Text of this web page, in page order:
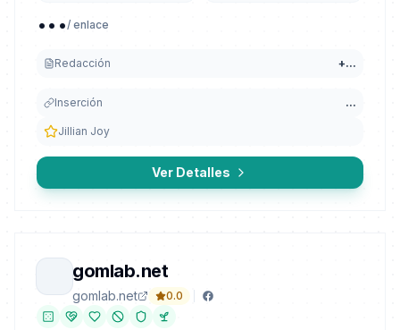
.../ enlace
Redacción +...
Inserción ...
Jillian Joy
Ver Detalles
gomlab.net
gomlab.net 0.0